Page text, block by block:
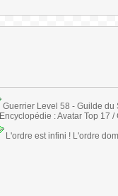
Guerrier Level 58 - Guilde
Encyclopédie : Avatar Top 17 /
L'ordre est infini ! L'ordre